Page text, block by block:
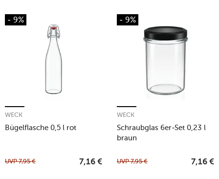
- 9%
Bügelflasche 0,5 l rot
WECK
UVP7,95 € 7,16 €
- 9%
Schraubglas 6er-Set 0,23 l
braun
WECK
UVP7,95 € 7,16 €